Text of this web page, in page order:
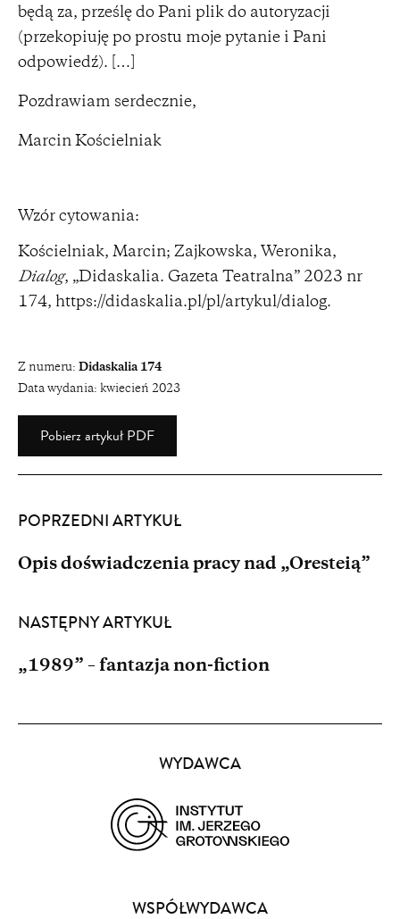
będą za, prześlę do Pani plik do autoryzacji
(przekopiuję po prostu moje pytanie i Pani
odpowiedź). […]
Pozdrawiam serdecznie,
Marcin Kościelniak
Wzór cytowania:
Kościelniak, Marcin; Zajkowska, Weronika,
Dialog, „Didaskalia. Gazeta Teatralna” 2023 nr
174, https://didaskalia.pl/pl/artykul/dialog.
Z numeru: Didaskalia 174
Data wydania: kwiecień 2023
Pobierz artykuł PDF
POPRZEDNI ARTYKUŁ
Opis doświadczenia pracy nad „Oresteią”
NASTĘPNY ARTYKUŁ
„1989” – fantazja non-fiction
WYDAWCA
WSPÓŁWYDAWCA